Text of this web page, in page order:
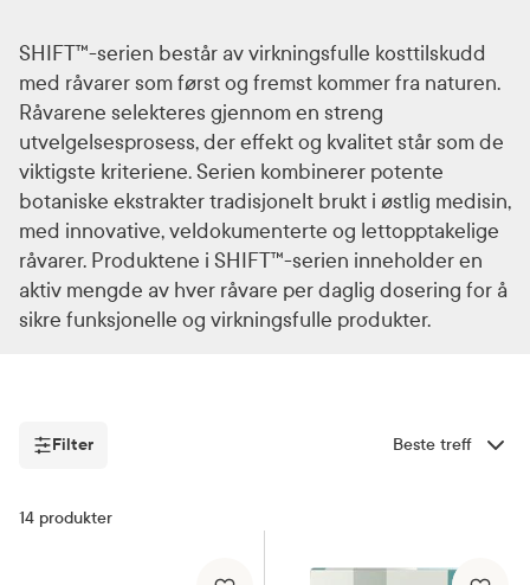
SHIFT™-serien består av virkningsfulle kosttilskudd
med råvarer som først og fremst kommer fra naturen.
Råvarene selekteres gjennom en streng
utvelgelsesprosess, der effekt og kvalitet står som de
viktigste kriteriene. Serien kombinerer potente
botaniske ekstrakter tradisjonelt brukt i østlig medisin,
med innovative, veldokumenterte og lettopptakelige
råvarer. Produktene i SHIFT™-serien inneholder en
aktiv mengde av hver råvare per daglig dosering for å
sikre funksjonelle og virkningsfulle produkter.
Filter
Filter
14 produkter